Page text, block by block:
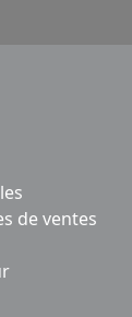
de ventes